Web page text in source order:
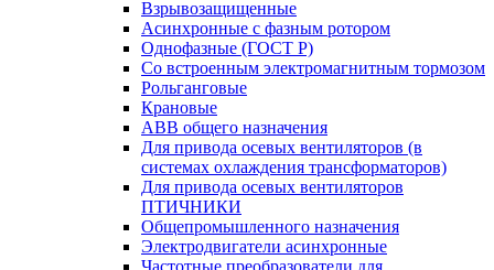
Взрывозащищенные
Асинхронные с фазным ротором
Однофазные (ГОСТ Р)
Со встроенным электромагнитным тормозом
Рольганговые
Крановые
АВВ общего назначения
Для привода осевых вентиляторов (в
системах охлаждения трансформаторов)
Для привода осевых вентиляторов
ПТИЧНИКИ
Общепромышленного назначения
Электродвигатели асинхронные
Частотные преобразователи для